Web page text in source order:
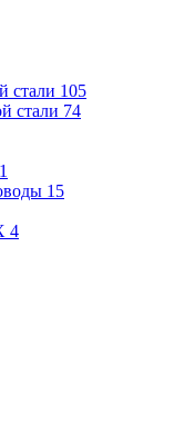
стали 105
стали 74
15
4